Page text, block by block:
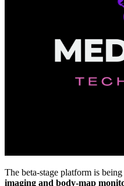
The beta-stage platform is being
imaging and body-map